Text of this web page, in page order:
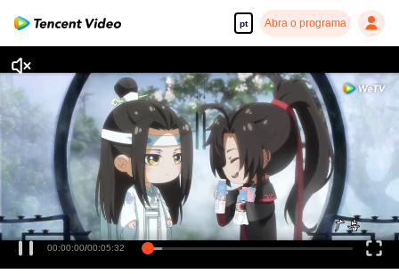
pt Abra o programa
00:00:00/00:05:32